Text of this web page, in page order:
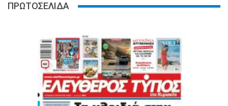
ΠΡΩΤΟΣΕΛΙΔΑ